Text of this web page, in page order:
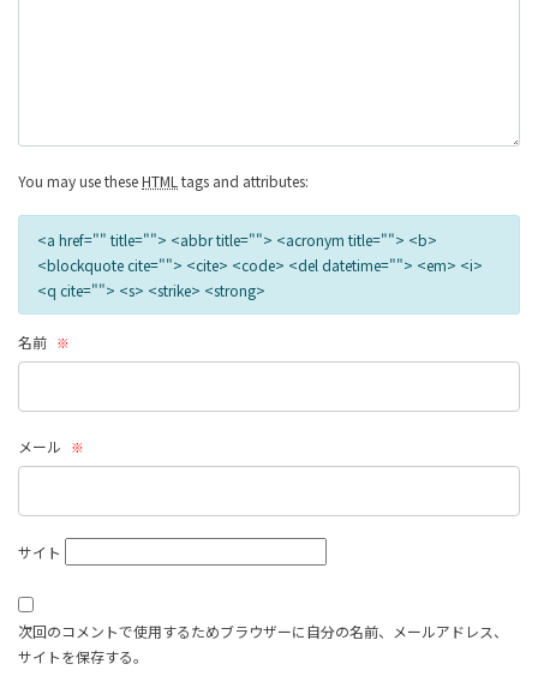
You may use theseHTML tags and attributes:
<a href="" title=""> <abbr title=""> <acronym title=""> <b>
<blockquote cite=""> <cite> <code> <del datetime=""> <em> <i>
<q cite=""> <s> <strike> <strong>
名前 ※
メール ※
サイト
次回のコメントで使用するためブラウザーに自分の名前、メールアドレス、
サイトを保存する。